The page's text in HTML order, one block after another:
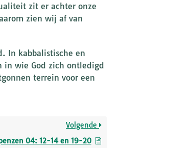
zit er achter onze
zien wij af van
In kabbalistische en
in wie God zich ontledigd
terrein voor een
Volgende
04: 12-14 en 19-20